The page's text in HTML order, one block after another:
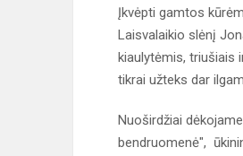
Įkvėpti gamtos
Laisvalaikio slėnį
kiaulytėmis, triušiais
tikrai užteks dar
Nuoširdžiai
bendruomenė",